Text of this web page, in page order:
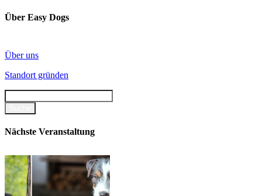
Über Easy Dogs
Über uns
Standort gründen
Nächste Veranstaltung